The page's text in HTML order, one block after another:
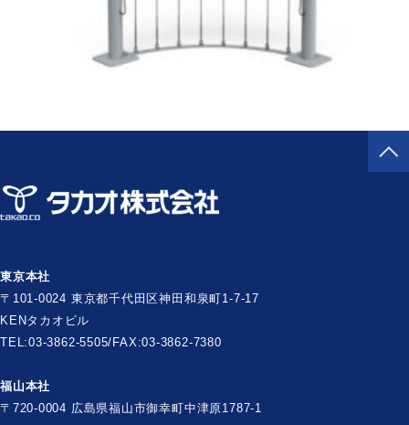
東京本社
〒101-0024 東京都千代田区神田和泉町1-7-17
KENタカオビル
TEL:03-3862-5505/FAX:03-3862-7380
福山本社
〒720-0004 広島県福山市御幸町中津原1787-1